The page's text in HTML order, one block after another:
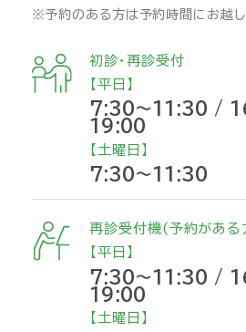
※予約のある方は予約時間にお越し
初診・再診受付
【平日】
7:30～11:30 /
19:00
【土曜日】
7:30～11:30
再診受付機(予約がある
【平日】
7:30～11:30 /
19:00
【土曜日】